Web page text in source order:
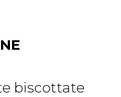
biscottate